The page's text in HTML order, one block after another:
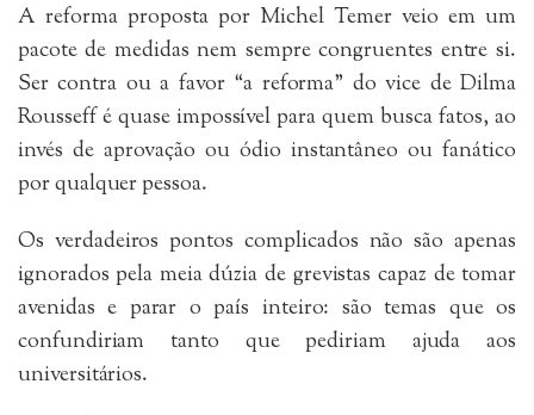
A reforma proposta por Michel Temer veio em um
pacote de medidas nem sempre congruentes entre si.
Ser contra ou a favor “a reforma” do vice de Dilma
Rousseff é quase impossível para quem busca fatos, ao
invés de aprovação ou ódio instantâneo ou fanático
por qualquer pessoa.
Os verdadeiros pontos complicados não são apenas
ignorados pela meia dúzia de grevistas capaz de tomar
avenidas e parar o país inteiro: são temas que os
confundiriam tanto que pediriam ajuda aos
universitários.